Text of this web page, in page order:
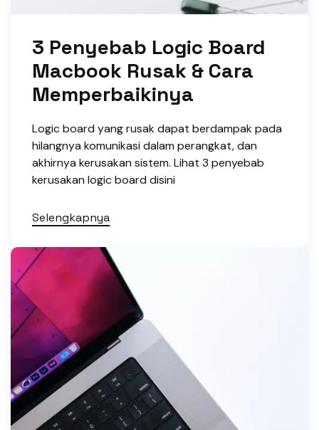
3 Penyebab Logic Board
Macbook Rusak & Cara
Memperbaikinya
Logic board yang rusak dapat berdampak pada
hilangnya komunikasi dalam perangkat, dan
akhirnya kerusakan sistem. Lihat 3 penyebab
kerusakan logic board disini
Selengkapnya